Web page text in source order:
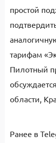
простой
тарифам
Пилотный
области,
Ранее в